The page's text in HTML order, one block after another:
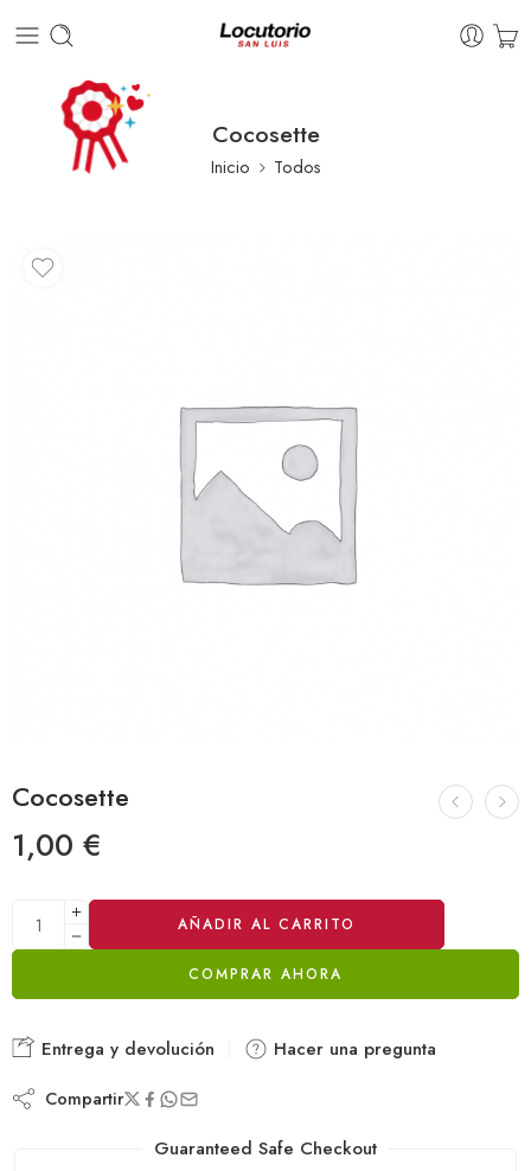
Cocosette
Inicio Todos
Cocosette
1,00 €
AÑADIR AL CARRITO
COMPRAR AHORA
Alternative:
Entrega y devolución Hacer una pregunta
Compartir
Guaranteed Safe Checkout